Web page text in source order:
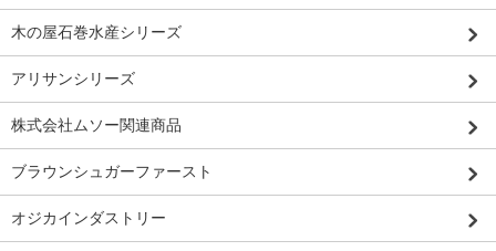
木の屋石巻水産シリーズ
アリサンシリーズ
株式会社ムソー関連商品
ブラウンシュガーファースト
オジカインダストリー